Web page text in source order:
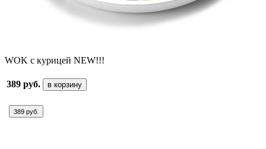
WOK с курицей NEW!!!
389 руб. в корзину
389 руб.